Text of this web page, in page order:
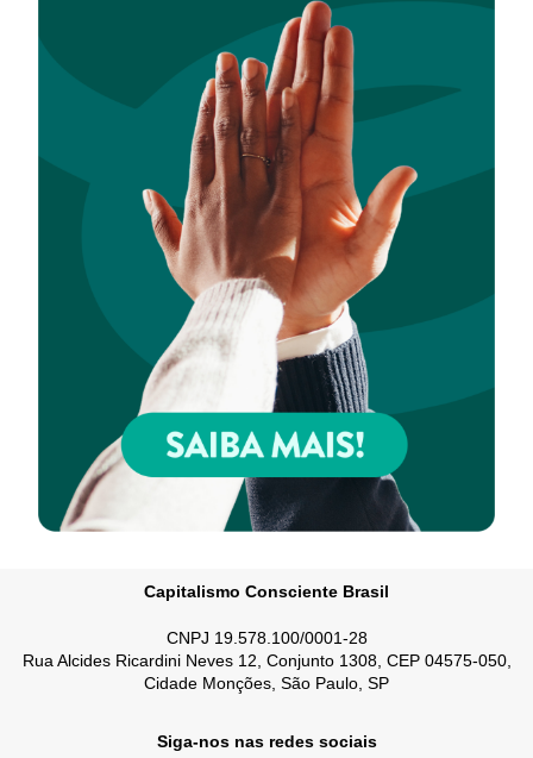
Capitalismo Consciente Brasil
CNPJ 19.578.100/0001-28
Rua Alcides Ricardini Neves 12, Conjunto 1308, CEP 04575-050,
Cidade Monções, São Paulo, SP
Siga-nos nas redes sociais